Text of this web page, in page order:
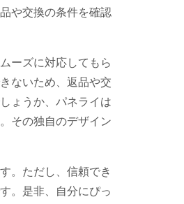
や交換の条件を確認
ーズに対応してもら
ないため、返品や交
ょうか、パネライは
その独自のデザイン
。ただし、信頼でき
。是非、自分にぴっ